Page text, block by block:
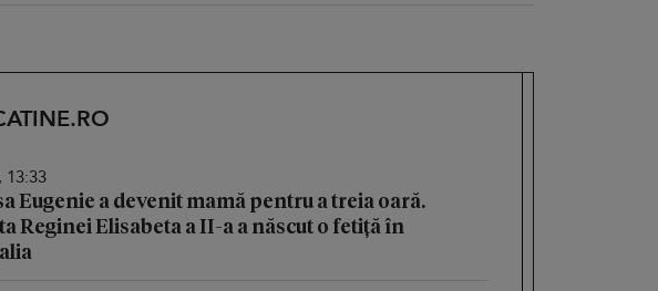
13:33
Eugenie a devenit mamă pentru a treia oară.
Reginei Elisabeta a II-a a născut o fetiță în